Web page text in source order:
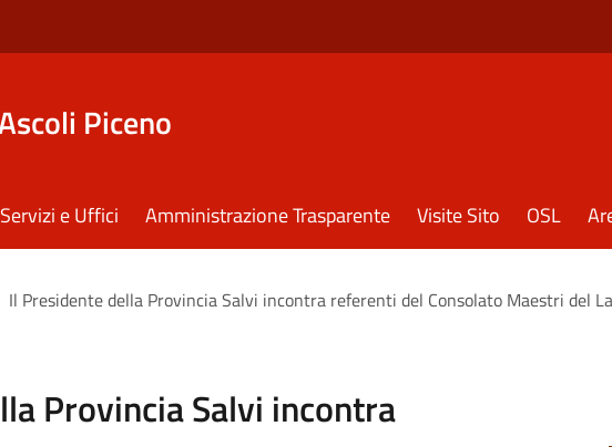
Piceno
e Uffici Amministrazione Trasparente Visite Sito OSL
Il Presidente della Provincia Salvi incontra referenti del Consolato Maestri del
Provincia Salvi incontra